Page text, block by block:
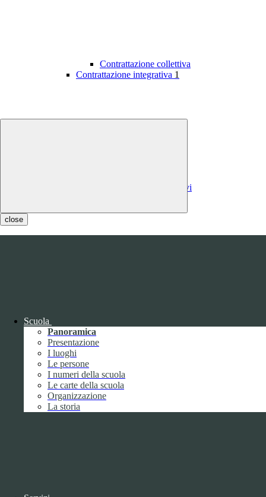
close
Scuola
Panoramica
Presentazione
I luoghi
Le persone
I numeri della scuola
Le carte della scuola
Organizzazione
La storia
Contrattazione collettiva
Contrattazione integrativa 1
Costi contratti integrativi
Bandi di concorso